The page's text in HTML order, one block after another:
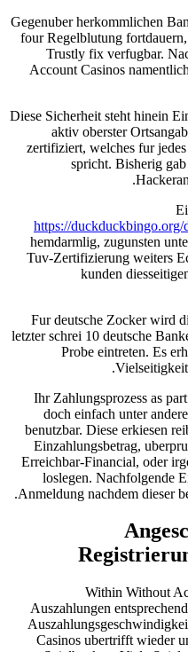
Gegenuber herkommlichen
four Regelblutung
Trustly fix verfugbar.
Account Casinos
Diese Sicherheit steht hinein
aktiv oberster
zertifiziert, welches fur
spricht. Bisherig
https://duckduckbingo.org/
hemdarmlig, zugunsten
Tuv-Zertifizierung weiters
kunden
Fur deutsche Zocker wird
letzter schrei 10 deutsche
Probe eintreten. Es
Ihr Zahlungsprozess as
doch einfach unter
benutzbar. Diese erkiesen
Einzahlungsbetrag,
Erreichbar-Financial, oder
loslegen. Nachfolgende
Anmeldung nachdem dieser
Within Without
Auszahlungen
Casinos ubertrifft wieder